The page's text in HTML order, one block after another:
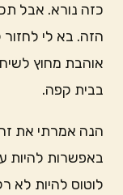
כזה נורא. אבל
הזה. בא לי
אוהבת מחוץ
בבית קפה.
הנה אמרתי את
באפשרות להיות
לוטוס להיות לא